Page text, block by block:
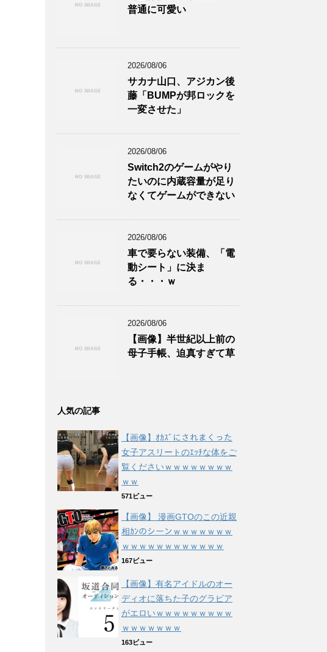
普通に可愛い
2026/08/06
サカナ山口、アジカン後
藤「BUMPが邦ロックを
一変させた」
2026/08/06
Switch2のゲームがやり
たいのに内蔵容量が足り
なくてゲームができない
2026/08/06
車で要らない装備、「電
動シート」に決ま
る・・・ｗ
2026/08/06
【画像】半世紀以上前の
母子手帳、迫真すぎて草
人気の記事
【画像】ｵｶｽﾞにされまくった
女子アスリートのｴｯﾁな体をご
覧くださいｗｗｗｗｗｗｗｗ
ｗｗ
571ビュー
【画像】 漫画GTOのこの近親
相ｶﾝのシーンｗｗｗｗｗｗｗ
ｗｗｗｗｗｗｗｗｗｗｗｗ
167ビュー
【画像】有名アイドルのオー
ディオに落ちた子のグラビア
がエロいｗｗｗｗｗｗｗｗｗ
ｗｗｗｗｗｗｗ
163ビュー